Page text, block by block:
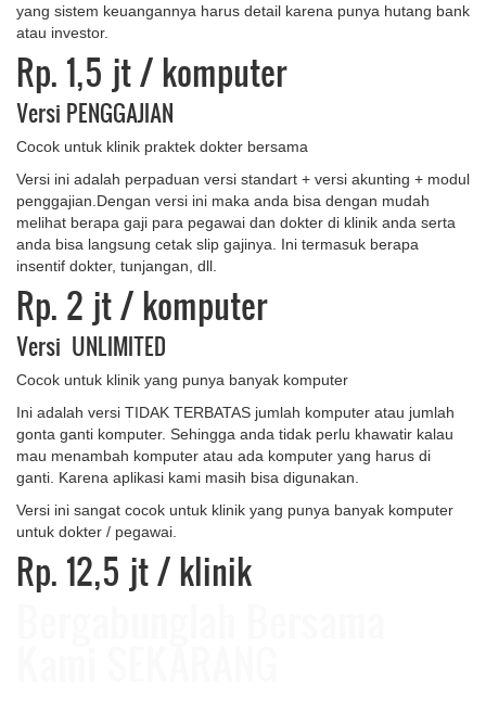
yang sistem keuangannya harus detail karena punya hutang bank
atau investor.
Rp. 1,5 jt/ komputer
Versi PENGGAJIAN
Cocok untuk klinik praktek dokter bersama
Versi ini adalah perpaduan versi standart + versi akunting + modul
penggajian.Dengan versi ini maka anda bisa dengan mudah
melihat berapa gaji para pegawai dan dokter di klinik anda serta
anda bisa langsung cetak slip gajinya. Ini termasuk berapa
insentif dokter, tunjangan, dll.
Rp. 2 jt/ komputer
Versi UNLIMITED
Cocok untuk klinik yang punya banyak komputer
Ini adalah versi TIDAK TERBATAS jumlah komputer atau jumlah
gonta ganti komputer. Sehingga anda tidak perlu khawatir kalau
mau menambah komputer atau ada komputer yang harus di
ganti. Karena aplikasi kami masih bisa digunakan.
Versi ini sangat cocok untuk klinik yang punya banyak komputer
untuk dokter / pegawai.
Rp. 12,5 jt/ klinik